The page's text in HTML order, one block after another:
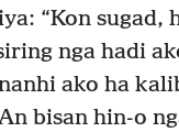
“Kon sugad,
nga hadi
ako ha
bisan hin-o